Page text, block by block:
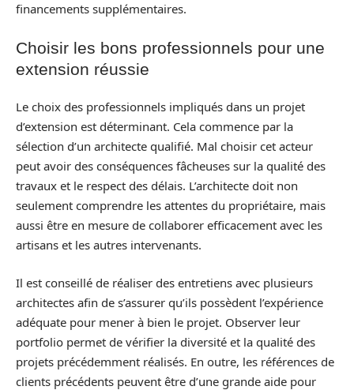
financements supplémentaires.
Choisir les bons professionnels pour une
extension réussie
Le choix des professionnels impliqués dans un projet
d’extension est déterminant. Cela commence par la
sélection d’un architecte qualifié. Mal choisir cet acteur
peut avoir des conséquences fâcheuses sur la qualité des
travaux et le respect des délais. L’architecte doit non
seulement comprendre les attentes du propriétaire, mais
aussi être en mesure de collaborer efficacement avec les
artisans et les autres intervenants.
Il est conseillé de réaliser des entretiens avec plusieurs
architectes afin de s’assurer qu’ils possèdent l’expérience
adéquate pour mener à bien le projet. Observer leur
portfolio permet de vérifier la diversité et la qualité des
projets précédemment réalisés. En outre, les références de
clients précédents peuvent être d’une grande aide pour